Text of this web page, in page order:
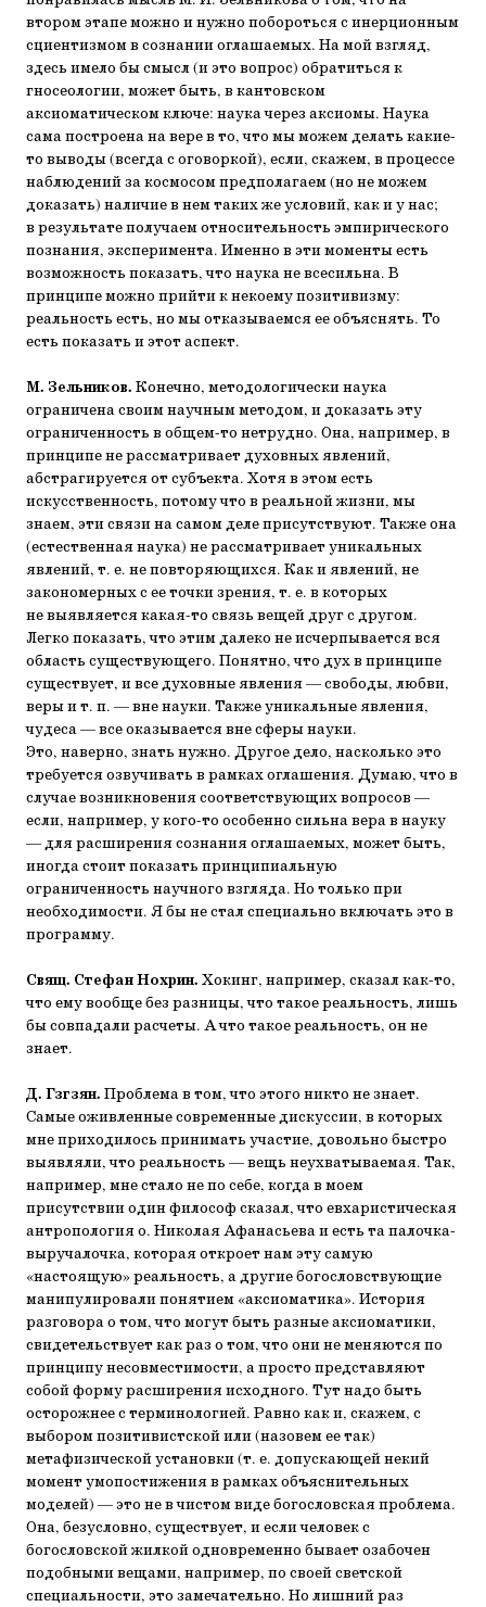
втором этапе можно и нужно побороться с инерционным
сциентизмом в сознании оглашаемых. На мой взгляд,
здесь имело бы смысл (и это вопрос) обратиться к
гносеологии, может быть, в кантовском
аксиоматическом ключе: наука через аксиомы. Наука
сама построена на вере в то, что мы можем делать какие-
то выводы (всегда с оговоркой), если, скажем, в процессе
наблюдений за космосом предполагаем (но не можем
доказать) наличие в нем таких же условий, как и у нас;
в результате получаем относительность эмпирического
познания, эксперимента. Именно в эти моменты есть
возможность показать, что наука не всесильна. В
принципе можно прийти к некоему позитивизму:
реальность есть, но мы отказываемся ее объяснять. То
есть показать и этот аспект.
М. Зельников. Конечно, методологически наука
ограничена своим научным методом, и доказать эту
ограниченность в общем-то нетрудно. Она, например, в
принципе не рассматривает духовных явлений,
абстрагируется от субъекта. Хотя в этом есть
искусственность, потому что в реальной жизни, мы
знаем, эти связи на самом деле присутствуют. Также она
(естественная наука) не рассматривает уникальных
явлений, т. е. не повторяющихся. Как и явлений, не
закономерных с ее точки зрения, т. е. в которых
не выявляется какая-то связь вещей друг с другом.
Легко показать, что этим далеко не исчерпывается вся
область существующего. Понятно, что дух в принципе
существует, и все духовные явления — свободы, любви,
веры и т. п. — вне науки. Также уникальные явления,
чудеса — все оказывается вне сферы науки.
Это, наверно, знать нужно. Другое дело, насколько это
требуется озвучивать в рамках оглашения. Думаю, что в
случае возникновения соответствующих вопросов —
если, например, у кого-то особенно сильна вера в науку
— для расширения сознания оглашаемых, может быть,
иногда стоит показать принципиальную
ограниченность научного взгляда. Но только при
необходимости. Я бы не стал специально включать это в
программу.
Свящ. Стефан Нохрин. Хокинг, например, сказал как-то,
что ему вообще без разницы, что такое реальность, лишь
бы совпадали расчеты. А что такое реальность, он не
знает.
Д. Гзгзян. Проблема в том, что этого никто не знает.
Самые оживленные современные дискуссии, в которых
мне приходилось принимать участие, довольно быстро
выявляли, что реальность — вещь неухватываемая. Так,
например, мне стало не по себе, когда в моем
присутствии один философ сказал, что евхаристическая
антропология о. Николая Афанасьева и есть та палочка-
выручалочка, которая откроет нам эту самую
«настоящую» реальность, а другие богословствующие
манипулировали понятием «аксиоматика». История
разговора о том, что могут быть разные аксиоматики,
свидетельствует как раз о том, что они не меняются по
принципу несовместимости, а просто представляют
собой форму расширения исходного. Тут надо быть
осторожнее с терминологией. Равно как и, скажем, с
выбором позитивистской или (назовем ее так)
метафизической установки (т. е. допускающей некий
момент умопостижения в рамках объяснительных
моделей) — это не в чистом виде богословская проблема.
Она, безусловно, существует, и если человек с
богословской жилкой одновременно бывает озабочен
подобными вещами, например, по своей светской
специальности, это замечательно. Но лишний раз